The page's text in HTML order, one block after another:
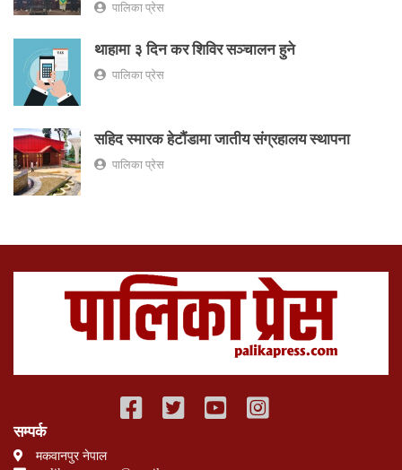
पालिका प्रेस
थाहामा ३ दिन कर शिविर सञ्चालन हुने
पालिका प्रेस
सहिद स्मारक हेटौंडामा जातीय संग्रहालय स्थापना
पालिका प्रेस
सम्पर्क
मकवानपुर नेपाल